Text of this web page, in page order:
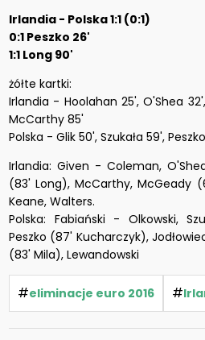
Irlandia - Polska 1:1 (0:1)
0:1 Peszko 26'
1:1 Long 90'
żółte kartki:
Irlandia - Hoolahan 25', O'Shea
McCarthy 85'
Polska - Glik 50', Szukała 59',
Irlandia: Given - Coleman,
(83' Long), McCarthy, McGeady
Keane, Walters.
Polska: Fabiański - Olkowski,
Peszko (87' Kucharczyk),
(83' Mila), Lewandowski
#eliminacje euro 2016 #